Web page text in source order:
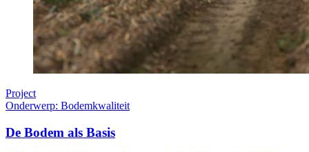
Project
Onderwerp: Bodemkwaliteit
De Bodem als Basis